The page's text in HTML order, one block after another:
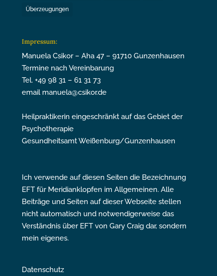
Überzeugungen
Impressum:
Manuela Csikor – Aha 47 – 91710 Gunzenhausen
Termine nach Vereinbarung
Tel. +49 98 31 – 61 31 73
email manuela@csikor.de
Heilpraktikerin eingeschränkt auf das Gebiet der
Psychotherapie
Gesundheitsamt Weißenburg/Gunzenhausen
Ich verwende auf diesen Seiten die Bezeichnung
EFT für Meridianklopfen im Allgemeinen. Alle
Beiträge und Seiten auf dieser Webseite stellen
nicht automatisch und notwendigerweise das
Verständnis über EFT von Gary Craig dar, sondern
mein eigenes.
Datenschutz